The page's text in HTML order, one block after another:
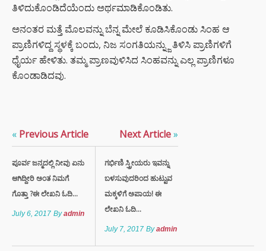
ತಿಳಿದುಕೊಂಡಿದೆಯೆಂದು ಅರ್ಥಮಾಡಿಕೊಂಡಿತು.
ಅನಂತರ ಮತ್ತೆ ಮೊಲವನ್ನು ಬೆನ್ನ ಮೇಲೆ ಕೂಡಿಸಿಕೊಂಡು ಸಿಂಹ ಆ
ಪ್ರಾಣಿಗಳಿದ್ದ ಸ್ಥಳಕ್ಕೆ ಬಂದು, ನಿಜ ಸಂಗತಿಯನ್ನ್ಜು ತಿಳಿಸಿ ಪ್ರಾಣಿಗಳಿಗೆ
ಧೈರ್ಯ ಹೇಳಿತು. ತಮ್ಮ ಪ್ರಾಣವುಳಿಸಿದ ಸಿಂಹವನ್ನು ಎಲ್ಲ ಪ್ರಾಣಿಗಳೂ
ಕೊಂಡಾಡಿದವು.
« Previous Article
ಪೂರ್ವ ಜನ್ಮದಲ್ಲಿ ನೀವು ಏನು
ಆಗಿದ್ದೀರಿ ಅಂತ ನಿಮಗೆ
ಗೊತ್ತಾ ?ಈ ಲೇಖನಿ ಓದಿ...
July 6, 2017 Byadmin
Next Article»
ಗರ್ಭಿಣಿ ಸ್ತ್ರೀಯರು ಇವನ್ನು
ಬಳಸುವುದರಿಂದ ಹುಟ್ಟುವ
ಮಕ್ಕಳಿಗೆ ಅಪಾಯ! ಈ
ಲೇಖನಿ ಓದಿ...
July 7, 2017 Byadmin